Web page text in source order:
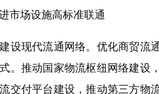
场设施高标准联通
现代流通网络。优化商贸流通
。推动国家物流枢纽网络建设
交付平台建设，推动第三方物